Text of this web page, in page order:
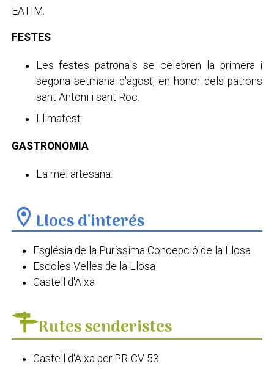
EATIM.
FESTES
Les festes patronals se celebren la primera i
segona setmana d'agost, en honor dels patrons
sant Antoni i sant Roc.
Llimafest.
GASTRONOMIA
La mel artesana.
location_on Llocs d'interés
Església de la Puríssima Concepció de la Llosa
Escoles Velles de la Llosa
Castell d'Aixa
Rutes senderistes
Castell d'Aixa per PR-CV 53